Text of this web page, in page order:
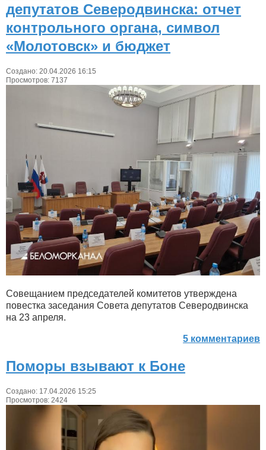
депутатов Северодвинска: отчет
контрольного органа, символ
«Молотовск» и бюджет
Создано: 20.04.2026 16:15
Просмотров: 7137
Совещанием председателей комитетов утверждена
повестка заседания Совета депутатов Северодвинска
на 23 апреля.
5 комментариев
Поморы взывают к Боне
Создано: 17.04.2026 15:25
Просмотров: 2424